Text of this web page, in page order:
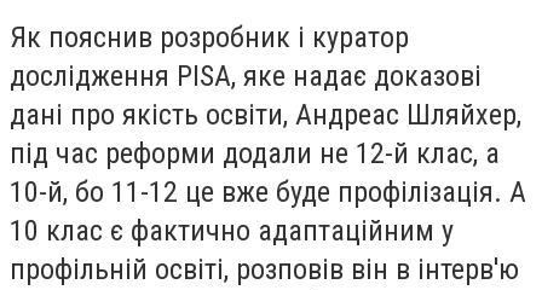
Як пояснив розробник і куратор
дослідження PISA, яке надає доказові
дані про якість освіти, Андреас Шляйхер,
під час реформи додали не 12-й клас, а
10-й, бо 11-12 це вже буде профілізація. А
10 клас є фактично адаптаційним у
профільній освіті, розповів він в інтерв'ю